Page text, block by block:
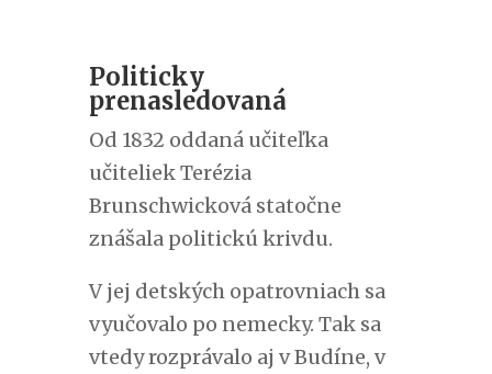
Politicky
prenasledovaná
Od 1832 oddaná učiteľka
učiteliek Terézia
Brunschwicková statočne
znášala politickú krivdu.
V jej detských opatrovniach sa
vyučovalo po nemecky. Tak sa
vtedy rozprávalo aj v Budíne, v